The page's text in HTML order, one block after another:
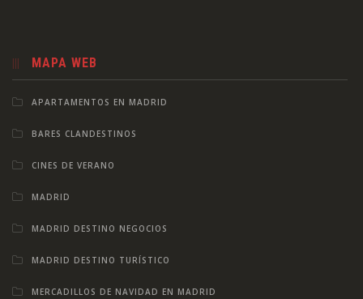
MAPA WEB
APARTAMENTOS EN MADRID
BARES CLANDESTINOS
CINES DE VERANO
MADRID
MADRID DESTINO NEGOCIOS
MADRID DESTINO TURÍSTICO
MERCADILLOS DE NAVIDAD EN MADRID